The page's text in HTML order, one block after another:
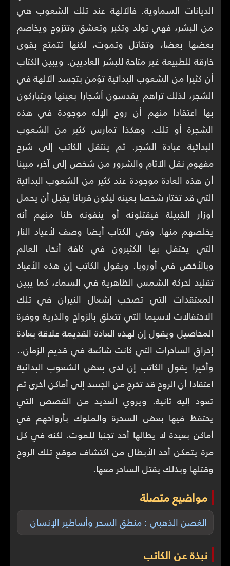
الديانات السماوية. فالآلهة عند تلك الشعوب هي
من البشر، فهي تولد وتكبر وتعشق وتتزوج ويخاصم
بعضها بعضا، وتقاتل وتموت، لكنها تتمتع بقوى
خارقة للطبيعة غير متاحة للبشر العاديين. ويبين الكتاب
أن كثيرا من الشعوب البدائية تؤمن بتجسد الآلهة في
الشجر، لذلك تراهم يقدسون أشجارا بعينها ويتباركون
بها اعتقادا منهم أن روح الإله موجودة في هذه
الشجرة أو تلك. وهكذا تمارس كثير من الشعوب
البدائية عبادة الشجر. ثم ينتقل الكاتب إلى شرح
مفهوم نقل الآثام والشرور من شخص إلى آخر، مبينا
أن هذه العادة موجودة عند كثير من الشعوب البدائية
التي قد تختار شخصا بعينه ليكون قربانا يقبل أن يحمل
أوزار القبيلة فيقتلونه أو ينفونه ظنا منهم أنه
يخلصهم منها. وفي الكتاب أيضا وصف لأعياد النار
التي يحتفل بها الكثيرون في كافة أنحاء العالم
وبالأخص في أوروبا. ويقول الكاتب إن هذه الأعياد
تقليد لحركة الشمس الظاهرية في السماء، كما يبين
المعتقدات التي تصحب إشعال النيران في تلك
الاحتفالات لاسيما التي تتعلق بالزواج والذرية ووفرة
المحاصيل ويقول إن لهذه العادة القديمة علاقة بعادة
إحراق الساحرات التي كانت شائعة في قديم الزمان..
وأخيرا يقول الكاتب إن لدى بعض الشعوب البدائية
اعتقادا أن الروح قد تخرج من الجسد إلى أماكن أخرى ثم
تعود إليه ثانية. ويروي العديد من القصص التي
يحتفظ فيها بعض السحرة والملوك بأرواحهم في
أماكن بعيدة لا يطالها أحد تجنبا للموت. لكنه في كل
مرة يتمكن أحد الأبطال من اكتشاف موقع تلك الروح
وقتلها وبذلك يقتل الساحر معها.
مواضيع متصلة
الغصن الذهبي : منطق السحر وأساطير الإنسان
نبذة عن الكاتب